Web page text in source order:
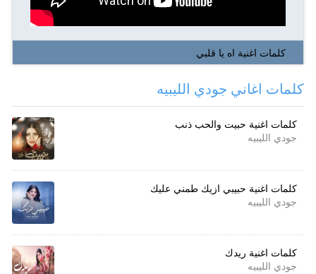
كلمات اغنية اه يا قلبي
كلمات اغاني جودي الليبيه
كلمات اغنية حبيت والحب ذنب
جودي الليبيه
كلمات اغنية حبيبي ازيك طمني عليك
جودي الليبيه
كلمات اغنية ريدك
جودي الليبيه